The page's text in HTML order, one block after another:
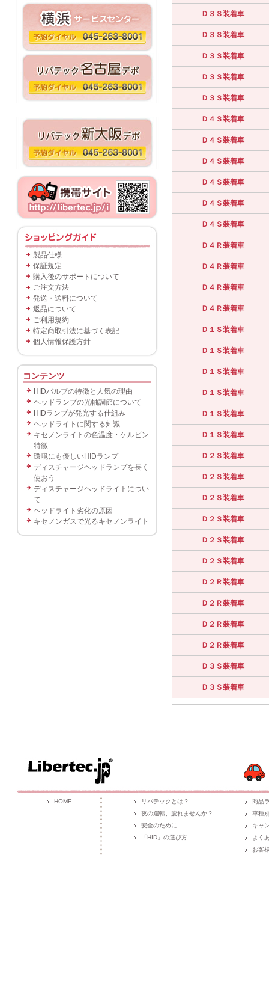
製品仕様
保証規定
購入後のサポートについて
ご注文方法
発送・送料について
返品について
ご利用規約
特定商取引法に基づく表記
個人情報保護方針
コンテンツ
HIDバルブの特徴と人気の理由
ヘッドランプの光軸調節について
HIDランプが発光する仕組み
ヘッドライトに関する知識
キセノンライトの色温度・ケルビン
特徴
環境にも優しいHIDランプ
ディスチャージヘッドランプを長く
使おう
ディスチャージヘッドライトについ
て
ヘッドライト劣化の原因
キセノンガスで光るキセノンライト
Ｄ３Ｓ装着車
Ｄ３Ｓ装着車
Ｄ３Ｓ装着車
Ｄ３Ｓ装着車
Ｄ３Ｓ装着車
Ｄ４Ｓ装着車
Ｄ４Ｓ装着車
Ｄ４Ｓ装着車
Ｄ４Ｓ装着車
Ｄ４Ｓ装着車
Ｄ４Ｓ装着車
Ｄ４Ｒ装着車
Ｄ４Ｒ装着車
Ｄ４Ｒ装着車
Ｄ４Ｒ装着車
Ｄ１Ｓ装着車
Ｄ１Ｓ装着車
Ｄ１Ｓ装着車
Ｄ１Ｓ装着車
Ｄ１Ｓ装着車
Ｄ１Ｓ装着車
Ｄ２Ｓ装着車
Ｄ２Ｓ装着車
Ｄ２Ｓ装着車
Ｄ２Ｓ装着車
Ｄ２Ｓ装着車
Ｄ２Ｓ装着車
Ｄ２Ｒ装着車
Ｄ２Ｒ装着車
Ｄ２Ｒ装着車
Ｄ２Ｒ装着車
Ｄ３Ｓ装着車
Ｄ３Ｓ装着車
HOME
リバテックとは？
夜の運転、疲れませんか？
安全のために
「HID」の選び方
商品
車種
キャ
よく
お客